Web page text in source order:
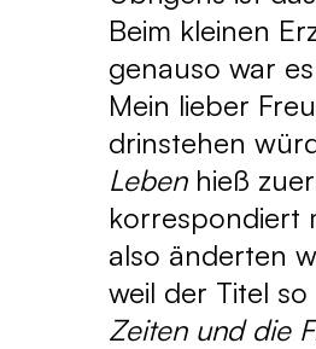
Beim kleinen
genauso war
Mein lieber
drinstehen
Lebenhieß
korrespondiert
also änderten
weil der Titel
Zeiten und die